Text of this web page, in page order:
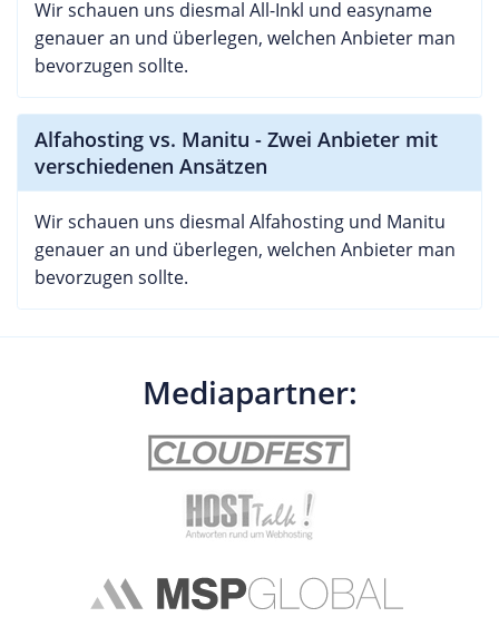
Wir schauen uns diesmal All-Inkl und easyname
genauer an und überlegen, welchen Anbieter man
bevorzugen sollte.
Alfahosting vs. Manitu - Zwei Anbieter mit
verschiedenen Ansätzen
Wir schauen uns diesmal Alfahosting und Manitu
genauer an und überlegen, welchen Anbieter man
bevorzugen sollte.
Mediapartner: